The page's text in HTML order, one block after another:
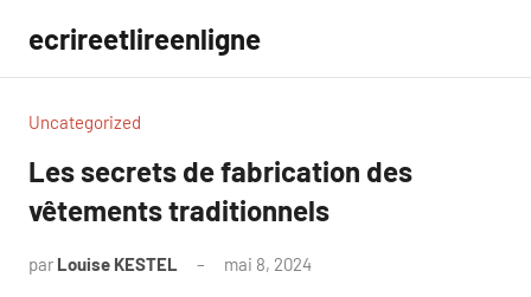
contenu
ecrireetlireenligne
Uncategorized
Les secrets de fabrication des
vêtements traditionnels
par Louise KESTEL mai 8, 2024